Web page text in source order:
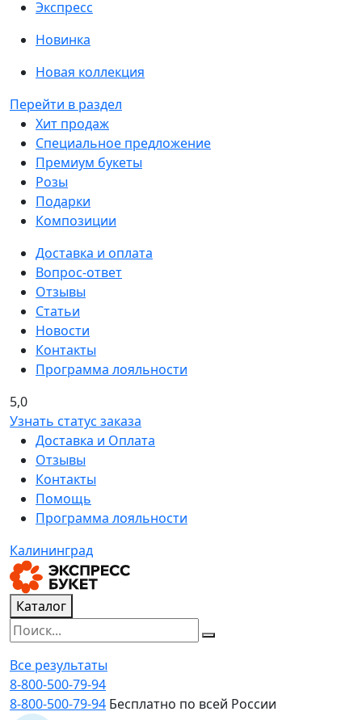
Экспресс
Новинка
Новая коллекция
Перейти в раздел
Хит продаж
Специальное предложение
Премиум букеты
Розы
Подарки
Композиции
Доставка и оплата
Вопрос-ответ
Отзывы
Статьи
Новости
Контакты
Программа лояльности
5,0
Узнать статус заказа
Доставка и Оплата
Отзывы
Контакты
Помощь
Программа лояльности
Калининград
Каталог
Все результаты
8-800-500-79-94
8-800-500-79-94 Бесплатно по всей России